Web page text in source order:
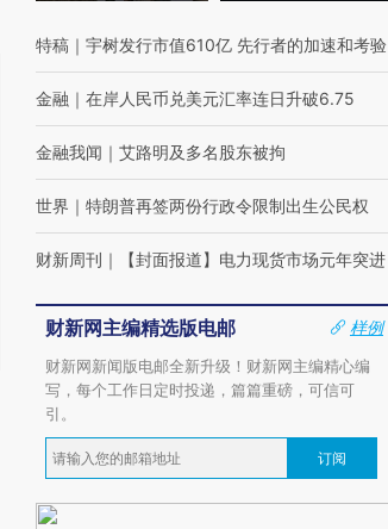
特稿 ｜ 宇树发行市值610亿 先行者的加速和考验
金融 ｜ 在岸人民币兑美元汇率连日升破6.75
金融我闻 ｜ 艾路明及多名股东被拘
世界 ｜ 特朗普再签两份行政令限制出生公民权
财新周刊 ｜ 【封面报道】电力现货市场元年突进
财新网主编精选版电邮
样例
财新网新闻版电邮全新升级！财新网主编精心编
写，每个工作日定时投递，篇篇重磅，可信可
引。
订阅